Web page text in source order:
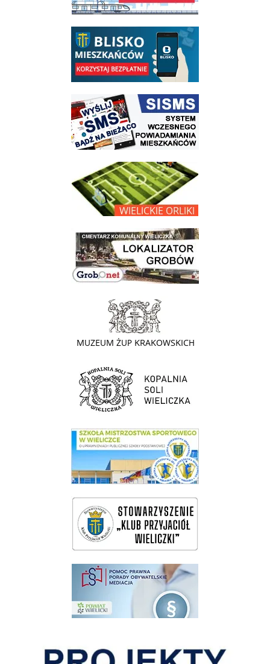
link do opisu aplikacji - BLISKO, Gmina Wieliczka w aplikacji Blisko
link do strony systemu wczesnego ostrzegania mieszkańców SISMS
link do opisu projektu Wielickie Orliki
link do lokalizatora grobów na wielickim cmentarzu - grobnet
link do strony - Muzeum Żup Krakowskich Wieliczka
link do strony Kopalni Soli Wieliczka
link do SMS Wieliczka
wieliczka-wieliczanie na bis
pomoc prawna wieliczka